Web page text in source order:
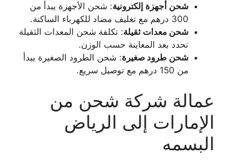
شحن أجهزة إلكترونية: شحن الأجهزة يبدأ من
300 درهم مع تغليف مضاد للكهرباء الساكنة.
شحن معدات ثقيلة: تكلفة شحن المعدات الثقيلة
تحدد بعد المعاينة حسب الوزن.
شحن طرود صغيرة: شحن الطرود الصغيرة يبدأ
من 150 درهم مع توصيل سريع.
عمالة شركة شحن من
الإمارات إلى الرياض
البسمه